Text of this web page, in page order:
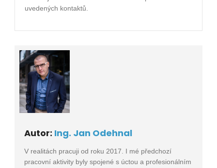
uvedených kontaktů.
Autor: Ing. Jan Odehnal
V realitách pracuji od roku 2017. I mé předchozí
pracovní aktivity byly spojené s úctou a profesionálním